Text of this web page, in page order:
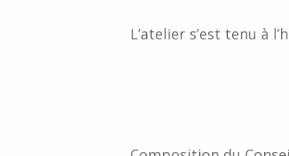
L’atelier s’est tenu à